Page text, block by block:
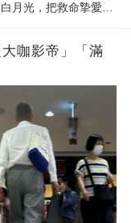
月光，把救命摯愛當
咖影帝」「滿